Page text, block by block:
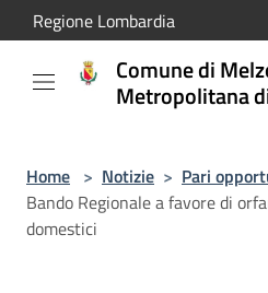
Salta al contenuto principale
Regione Lombardia
Comune di
Metropolitana
Home > Notizie > Pari
Bando Regionale a favore di
domestici